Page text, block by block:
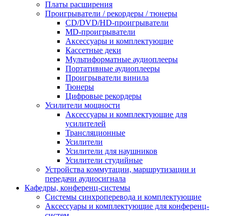
Платы расширения
Проигрыватели / рекордеры / тюнеры
CD/DVD/HD-проигрыватели
MD-проигрыватели
Аксессуары и комплектующие
Кассетные деки
Мультиформатные аудиоплееры
Портативные аудиоплееры
Проигрыватели винила
Тюнеры
Цифровые рекордеры
Усилители мощности
Аксессуары и комплектующие для
усилителей
Трансляционные
Усилители
Усилители для наушников
Усилители студийные
Устройства коммутации, маршрутизации и
передачи аудиосигнала
Кафедры, конференц-системы
Cистемы синхроперевода и комплектующие
Аксессуары и комплектующие для конференц-